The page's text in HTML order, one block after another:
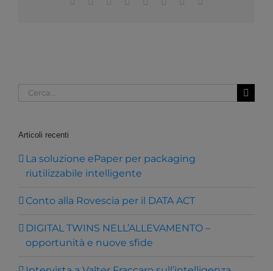
Cerca
Articoli recenti
La soluzione ePaper per packaging
riutilizzabile intelligente
Conto alla Rovescia per il DATA ACT
DIGITAL TWINS NELL’ALLEVAMENTO –
opportunità e nuove sfide